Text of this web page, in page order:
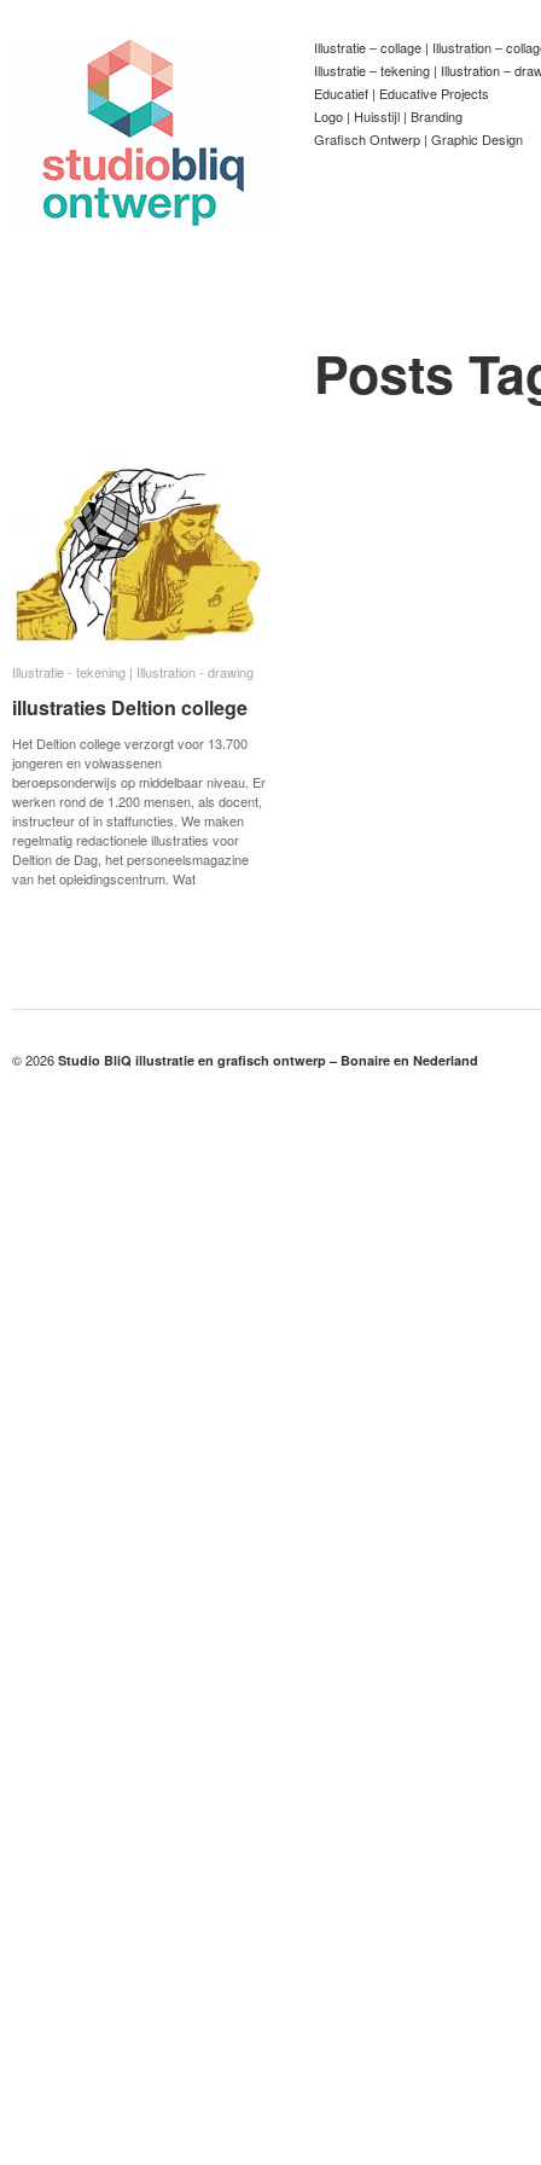
Illustratie – collage | Illustration –
Illustratie – tekening | Illustration –
Educatief | Educative Projects
Logo | Huisstijl | Branding
Grafisch Ontwerp | Graphic Design
Posts
Illustratie - tekening | Illustration - drawing
illustraties Deltion college
Het Deltion college verzorgt voor 13.700
jongeren en volwassenen
beroepsonderwijs op middelbaar niveau. Er
werken rond de 1.200 mensen, als docent,
instructeur of in staffuncties. We maken
regelmatig redactionele illustraties voor
Deltion de Dag, het personeelsmagazine
van het opleidingscentrum. Wat
Illustratie - tekening | Illustration - drawing
illustraties Deltion college
© 2026 Studio BliQ illustratie en grafisch ontwerp – Bonaire en Nederland